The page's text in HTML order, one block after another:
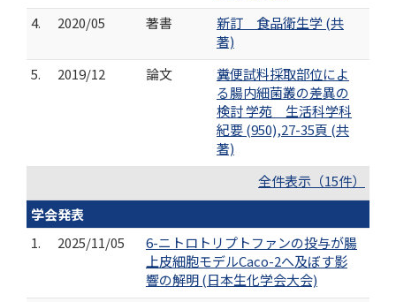
4.
2020/05 著書
新訂 食品衛生学 (共
著)
5.
2019/12 論文
糞便試料採取部位によ
る腸内細菌叢の差異の
検討 学苑 生活科学科
紀要 (950),27-35頁 (共
著)
全件表示（15件）
学会発表
1.
2025/11/05
6-ニトロトリプトファンの投与が腸
上皮細胞モデルCaco-2へ及ぼす影
響の解明 (日本生化学会大会)